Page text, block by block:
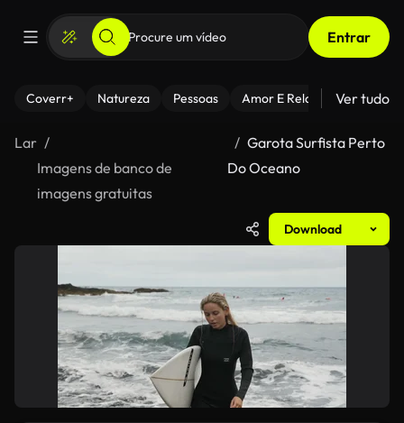
Entrar
Coverr+ Natureza Pessoas Amor E Relacionamentos
Ver tudo
Lar
Imagens de banco de
imagens gratuitas
Garota Surfista Perto
Do Oceano
Download